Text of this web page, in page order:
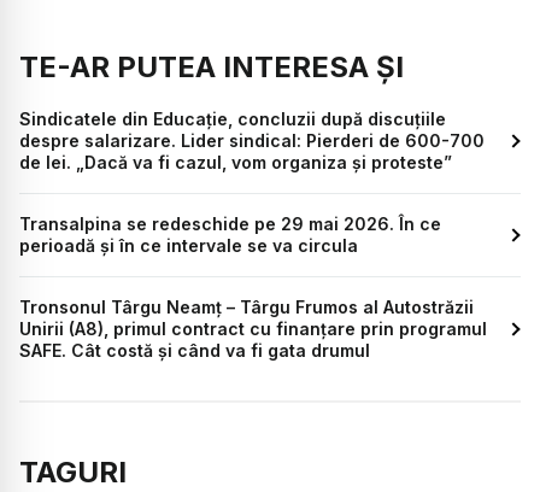
TE-AR PUTEA INTERESA ȘI
Sindicatele din Educație, concluzii după discuțiile
despre salarizare. Lider sindical: Pierderi de 600-700
de lei. „Dacă va fi cazul, vom organiza și proteste”
Transalpina se redeschide pe 29 mai 2026. În ce
perioadă și în ce intervale se va circula
Tronsonul Târgu Neamț – Târgu Frumos al Autostrăzii
Unirii (A8), primul contract cu finanțare prin programul
SAFE. Cât costă și când va fi gata drumul
TAGURI